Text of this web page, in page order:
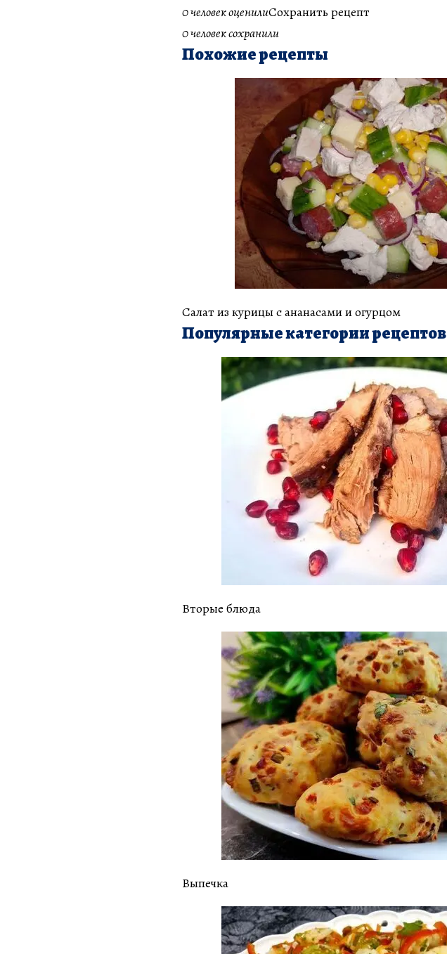
0 человек оценилиСохранить рецепт
0 человек сохранили
Похожие рецепты
Салат из курицы с ананасами и огурцом
Популярные категории рецептов
Вторые блюда
Выпечка